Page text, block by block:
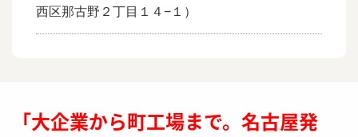
西区那古野２丁目１４−１）
「大企業から町工場まで。名古屋発